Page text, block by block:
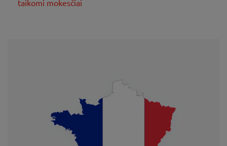
taikomi mokesčiai